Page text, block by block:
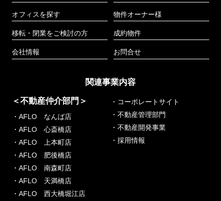
オフィスを探す
移転・閉業をご検討の方
会社情報
物件オーナー様
成約物件
お問合せ
関連事業内容
＜不動産仲介部門＞
・AFLO なんば店
・AFLO 心斎橋店
・AFLO 上本町店
・AFLO 肥後橋店
・AFLO 南森町店
・AFLO 天満橋店
・AFLO 西大橋堀江店
・コーポレートサイト
・不動産管理部門
・不動産開発事業
・採用情報